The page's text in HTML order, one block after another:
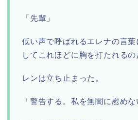
「先輩」
低い声で呼ばれるエレナの言葉
してこれほどに胸を打たれるの
レンは立ち止まった。
「警告する。私を無闇に慰めな